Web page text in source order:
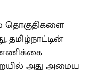
தொகுதிகளை
தமிழ்நாட்டின்
அது அமைய